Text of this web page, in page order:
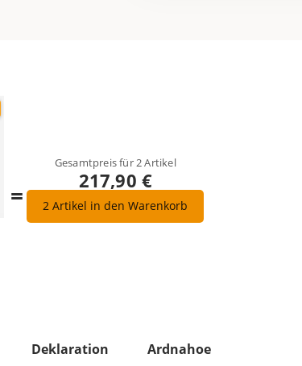
=
Gesamtpreis für2Artikel
217,90 €
2 Artikel in den Warenkorb
Deklaration Ardnahoe